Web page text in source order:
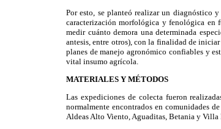
Por esto, se planteó realizar un diagnóstico
caracterización morfológica y fenológica en
medir cuánto demora una determinada
antesis, entre otros), con la finalidad de
planes de manejo agronómico confiables y
vital insumo agrícola.
MATERIALES Y MÉTODOS
Las expediciones de colecta fueron
normalmente encontrados en comunidades
Aldeas Alto Viento, Aguaditas, Betania y Villa